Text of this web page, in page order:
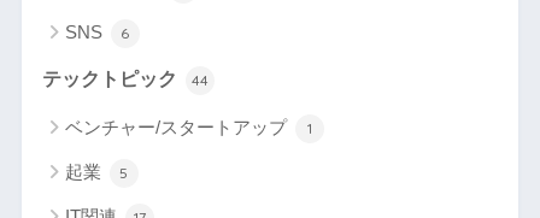
SNS 6
テックトピック 44
ベンチャー/スタートアップ 1
起業 5